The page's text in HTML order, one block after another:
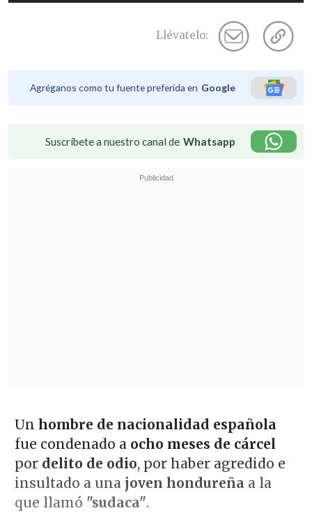
Llévatelo:
Agréganos como tu fuente preferida en Google
Suscríbete a nuestro canal de Whatsapp
Un hombre de nacionalidad española
fue condenado a ocho meses de cárcel
por delito de odio, por haber agredido e
insultado a una joven hondureña a la
que llamó "sudaca".